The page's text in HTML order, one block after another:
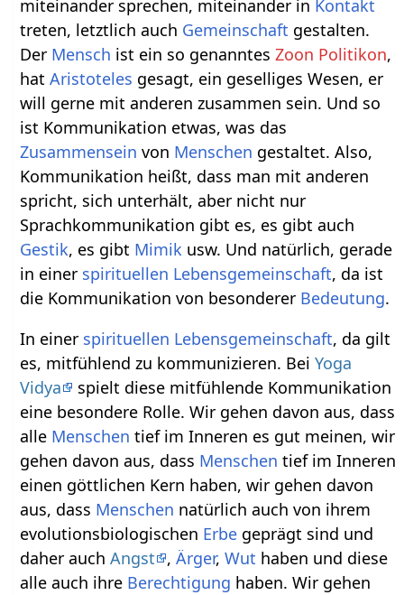
miteinander sprechen, miteinander in Kontakt
treten, letztlich auch Gemeinschaft gestalten.
Der Mensch ist ein so genanntesZoon Politikon,
hatAristoteles gesagt, ein geselliges Wesen, er
will gerne mit anderen zusammen sein. Und so
ist Kommunikation etwas, was das
Zusammensein von Menschen gestaltet. Also,
Kommunikation heißt, dass man mit anderen
spricht, sich unterhält, aber nicht nur
Sprachkommunikation gibt es, es gibt auch
Gestik, es gibt Mimik usw. Und natürlich, gerade
in einer spirituellen Lebensgemeinschaft, da ist
die Kommunikation von besonderer Bedeutung.
In einer spirituellen Lebensgemeinschaft, da gilt
es, mitfühlend zu kommunizieren. BeiYoga
Vidya
spielt diese mitfühlende Kommunikation
eine besondere Rolle. Wir gehen davon aus, dass
alle Menschen tief im Inneren es gut meinen, wir
gehen davon aus, dass Menschen tief im Inneren
einen göttlichen Kern haben, wir gehen davon
aus, dass Menschen natürlich auch von ihrem
evolutionsbiologischen Erbe geprägt sind und
daher auchAngst ,Ärger,Wut haben und diese
alle auch ihre Berechtigung haben. Wir gehen